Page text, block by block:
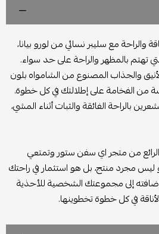
مع سليبر نسائي من لورو بيانا،
تهتم بالمظهر والراحة على حد سواء.
والجذاب المصنوع من الشامواه بلون
من الفخامة على إطلالتك في كل خطوة.
بالراحة الفائقة والثبات أثناء المشي،
من متجر اي سفن ستور وتمتعي
ليس مجرد منتج، بل هو استثمار في راحتك
إضافته إلى مجموعتك الشخصية للأحذية
في كل خطوة تخطوينها.